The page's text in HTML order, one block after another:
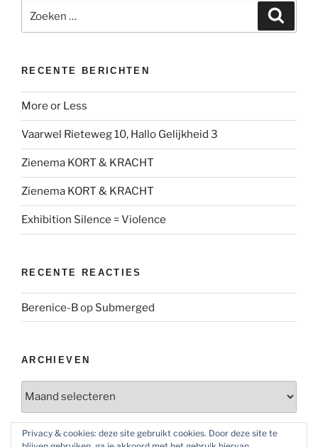
naar:
RECENTE BERICHTEN
More or Less
Vaarwel Rieteweg 10, Hallo Gelijkheid 3
Zienema KORT & KRACHT
Zienema KORT & KRACHT
Exhibition Silence = Violence
RECENTE REACTIES
Berenice-Bop Submerged
ARCHIEVEN
Privacy & cookies: deze site gebruikt cookies. Door deze site te